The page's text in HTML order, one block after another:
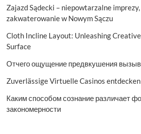
Zajazd Sądecki – niepowtarzalne
zakwaterowanie w Nowym Sączu
Cloth Incline Layout: Unleashing
Surface
Отчего ощущение предвкушения
Zuverlässige Virtuelle Casinos entdecken
Каким способом сознание различает
закономерности